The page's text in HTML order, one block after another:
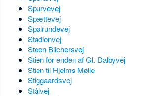
Spurvevej
Spættevej
Spølrundevej
Stadionvej
Steen Blichersvej
Stien for enden af Gl. Dalbyvej
Stien til Hjelms Mølle
Stiggaardsvej
Stålvej